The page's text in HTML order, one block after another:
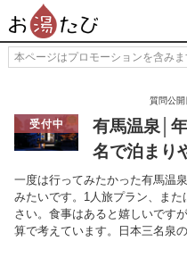
本ページはプロモーションを含みま
質問公
受付中
有馬温泉│
名で泊まり
一度は行ってみたかった有馬温
みたいです。1人旅プラン、ま
さい。食事はあると嬉しいです
算で考えています。日本三名泉